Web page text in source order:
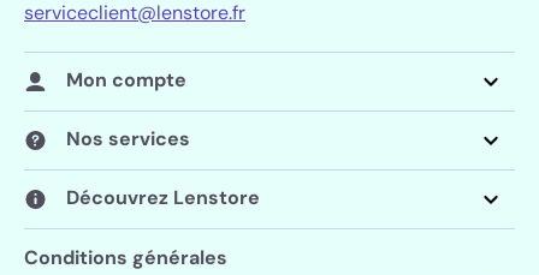
serviceclient@lenstore.fr
Mon compte
Nos services
Découvrez Lenstore
Conditions générales